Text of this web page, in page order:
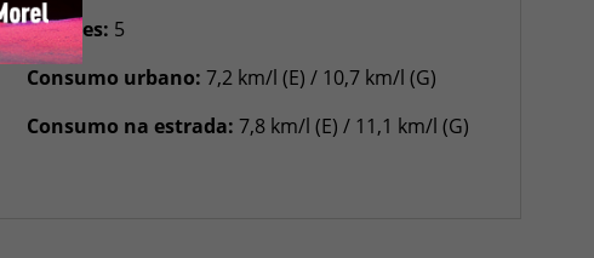
Lugares: 5
Consumo urbano: 7,2 km/l (E) / 10,7 km/l (G)
Consumo na estrada: 7,8 km/l (E) / 11,1 km/l (G)